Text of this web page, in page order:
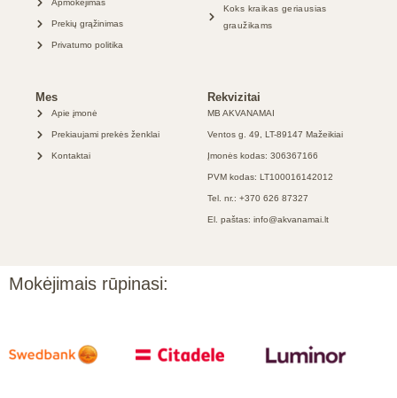
Apmokėjimas
Prekių grąžinimas
Privatumo politika
Koks kraikas geriausias
graužikams
Mes
Apie įmonė
Prekiaujami prekės ženklai
Kontaktai
Rekvizitai
MB AKVANAMAI
Ventos g. 49, LT-89147 Mažeikiai
Įmonės kodas: 306367166
PVM kodas: LT100016142012
Tel. nr.: +370 626 87327
El. paštas: info@akvanamai.lt
Mokėjimais rūpinasi: